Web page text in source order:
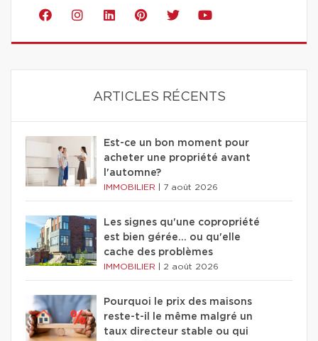
ARTICLES RÉCENTS
Est-ce un bon moment pour
acheter une propriété avant
l'automne?
IMMOBILIER 7 août 2026
Les signes qu'une copropriété
est bien gérée… ou qu'elle
cache des problèmes
IMMOBILIER 2 août 2026
Pourquoi le prix des maisons
reste-t-il le même malgré un
taux directeur stable ou qui